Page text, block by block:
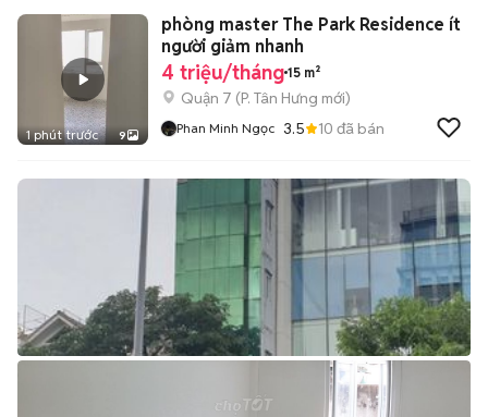
1 phút trước 9
phòng master The Park Residence ít
người giảm nhanh
4 triệu/tháng 15 m²
Quận 7 (P. Tân Hưng mới)
Phan Minh Ngọc 3.5 10 đã bán